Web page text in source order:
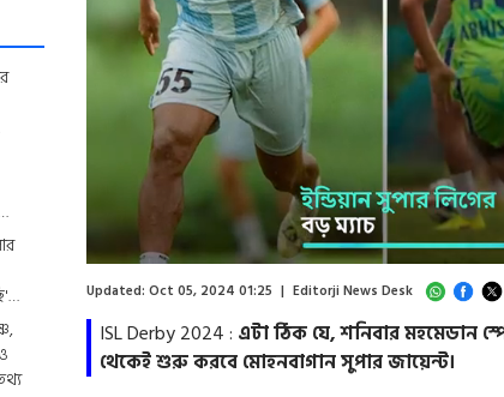
ISL Derby 2024 : এটা ঠিক যে, শনিবার মহমেডান
থেকেই শুরু করবে মোহনবাগান সুপার জায়েন্ট।
Updated: Oct 05, 2024 01:25 | Editorji News Desk
Unmute
/
Loaded:
54.64%